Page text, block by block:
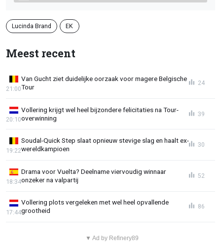
Lucinda Brand EK
Meest recent
Van Gucht ziet duidelijke oorzaak voor magere Belgische
Tour
21:00
24
Vollering krijgt wel heel bijzondere felicitaties na Tour-
overwinning
20:10
39
Soudal-Quick Step slaat opnieuw stevige slag en haalt ex-
wereldkampioen
19:22
30
Drama voor Vuelta? Deelname viervoudig winnaar
onzeker na valpartij
18:34
52
Vollering plots vergeleken met wel heel opvallende
grootheid
17:44
86
▼ Ad by Refinery89